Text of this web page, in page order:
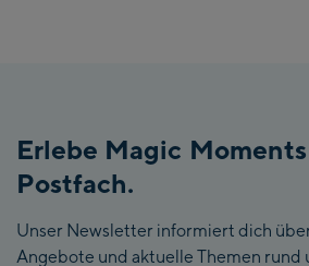
Erlebe Magic
Postfach.
Unser Newsletter informiert dich
Angebote und aktuelle Themen rund